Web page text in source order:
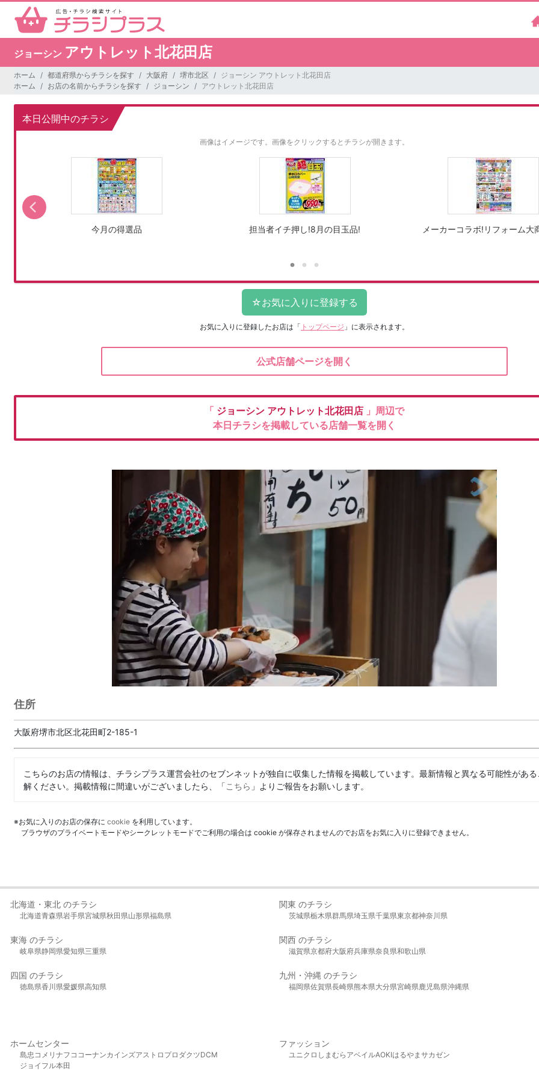
ジョーシン アウトレット北花田店
ホーム 都道府県からチラシを探す 大阪府 堺市北区
ジョーシン アウトレット北花田店
ホーム
お店の名前からチラシを探す ジョーシン アウトレット北花田店
本日公開中のチラシ
画像はイメージです。 画像をクリックするとチラシが開きます。
今月の得選品 担当者イチ押し!8月の目玉品! メーカーコラボ!リフォーム大
お気に入りに登録したお店は 「 トップページ 」に表示されます。
公式店舗ページを開く
「 ジョーシン アウトレット北花田店 」周辺で
本日チラシを掲載している店舗一覧を開く
住所
大阪府堺市北区北花田町2-185-1
こちらのお店の情報は、チラシプラス運営会社のセブンネットが独自に収集した情報を掲載しています。最新情報と異なる可能性があ
解ください。掲載情報に間違いがございましたら、「こちら 」よりご報告をお願いします。
※お気に入りのお店の保存に cookie を利用しています。
ブラウザのプライベートモードやシークレットモードでご利用の場合は cookie が保存されませんのでお店をお気に入りに登録できません。
北海道・東北 のチラシ
北海道青森県岩手県宮城県秋田県山形県福島県
関東 のチラシ
茨城県栃木県群馬県埼玉県千葉県東京都神奈川県
東海 のチラシ
岐阜県静岡県愛知県三重県
関西 のチラシ
滋賀県京都府大阪府兵庫県奈良県和歌山県
四国 のチラシ
徳島県香川県愛媛県高知県
九州・沖縄 のチラシ
福岡県佐賀県長崎県熊本県大分県宮崎県鹿児島県沖縄県
ホームセンター
島忠 コメリ ナフコ コーナンカインズアストロプロダクツDCM
ジョイフル本田
ファッション
ユニクロ しまむら アベイルAOKIはるやま サカゼン